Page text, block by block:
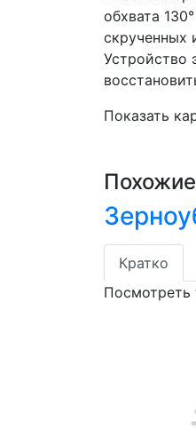
обхвата
скрученных
Устройство
Показать
Кратко
Посмотреть